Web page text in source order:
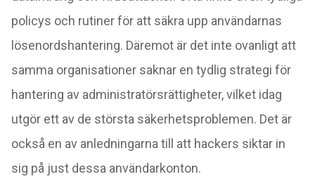
policys och rutiner för att säkra upp användarnas
lösenordshantering. Däremot är det inte ovanligt att
samma organisationer saknar en tydlig strategi för
hantering av administratörsrättigheter, vilket idag
utgör ett av de största säkerhetsproblemen. Det är
också en av anledningarna till att hackers siktar in
sig på just dessa användarkonton.